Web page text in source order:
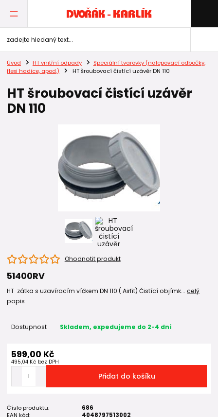
Úvod HT vnitřní odpady
Speciální tvarovky (nalepovací odbočky,
flexi hadice, apod.)
HT šroubovací čistící uzávěr DN 110
HT šroubovací čistící uzávěr
DN 110
Ohodnotit produkt
51400RV
HT zátka s uzavíracím víčkem DN 110 ( Airfit) Čistící objímk... celý
popis
Dostupnost Skladem, expedujeme do 2-4 dní
599,00 Kč
495,04 Kč bez DPH
Přidat do košíku
Číslo produktu:
686
EAN kód:
4048797513002